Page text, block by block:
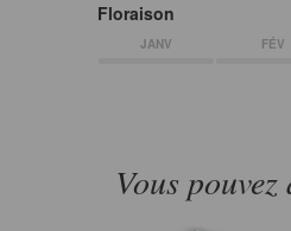
Floraison
JANV FÉV
Vous